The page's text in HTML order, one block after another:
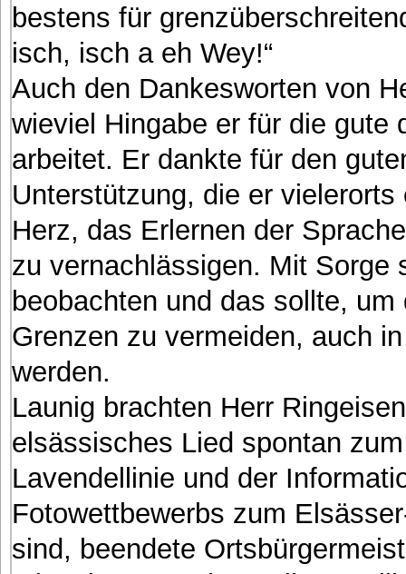
bestens für
isch, isch a eh Wey!“
Auch den Dankesworten von
wieviel Hingabe er für die gute
arbeitet. Er dankte für den
Unterstützung, die er
Herz, das Erlernen der
zu vernachlässigen. Mit Sorge
beobachten und das sollte,
Grenzen zu vermeiden, auch
werden.
Launig brachten Herr
elsässisches Lied spontan
Lavendellinie und der
Fotowettbewerbs zum
sind, beendete